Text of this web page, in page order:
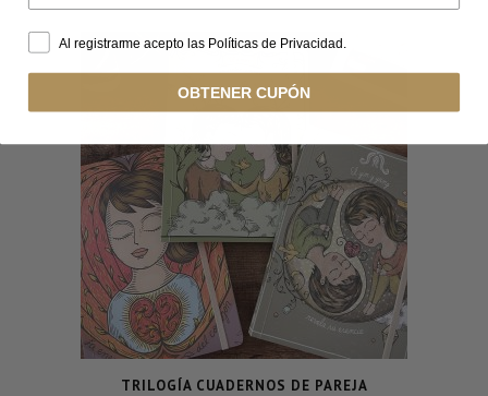
TRILOGÍA CUADERNOS DE PAREJA
Al registrarme acepto las Políticas de Privacidad.
OBTENER CUPÓN